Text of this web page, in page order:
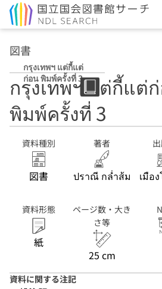
図書
กรุงเทพฯ แต่กี้แต่
ก่อน พิมพ์ครั้งที่ 3
กรุงเทพฯ แต่กี้แต่
พิมพ์ครั้งที่ 3
資料種別
図書
著者
ปราณี กล่ำส้ม เมือ
資料形態
紙
ページ数・大き
さ等
25 cm
資料に関する注記